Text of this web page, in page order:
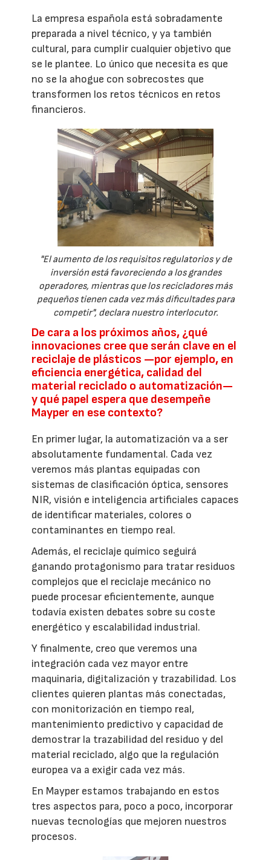
La empresa española está sobradamente
preparada a nivel técnico, y ya también
cultural, para cumplir cualquier objetivo que
se le plantee. Lo único que necesita es que
no se la ahogue con sobrecostes que
transformen los retos técnicos en retos
financieros.
"El aumento de los requisitos regulatorios y de
inversión está favoreciendo a los grandes
operadores, mientras que los recicladores más
pequeños tienen cada vez más dificultades para
competir", declara nuestro interlocutor.
De cara a los próximos años, ¿qué
innovaciones cree que serán clave en el
reciclaje de plásticos —por ejemplo, en
eficiencia energética, calidad del
material reciclado o automatización—
y qué papel espera que desempeñe
Mayper en ese contexto?
En primer lugar, la automatización va a ser
absolutamente fundamental. Cada vez
veremos más plantas equipadas con
sistemas de clasificación óptica, sensores
NIR, visión e inteligencia artificiales capaces
de identificar materiales, colores o
contaminantes en tiempo real.
Además, el reciclaje químico seguirá
ganando protagonismo para tratar residuos
complejos que el reciclaje mecánico no
puede procesar eficientemente, aunque
todavía existen debates sobre su coste
energético y escalabilidad industrial.
Y finalmente, creo que veremos una
integración cada vez mayor entre
maquinaria, digitalización y trazabilidad. Los
clientes quieren plantas más conectadas,
con monitorización en tiempo real,
mantenimiento predictivo y capacidad de
demostrar la trazabilidad del residuo y del
material reciclado, algo que la regulación
europea va a exigir cada vez más.
En Mayper estamos trabajando en estos
tres aspectos para, poco a poco, incorporar
nuevas tecnologías que mejoren nuestros
procesos.